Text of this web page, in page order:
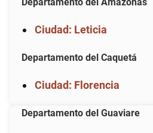
Ciudad: Leticia
Departamento del Caquetá
Ciudad: Florencia
Departamento del Guaviare